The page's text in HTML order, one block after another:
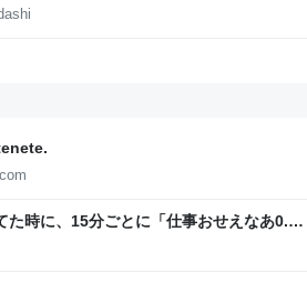
子
た時に、15分ごとに「仕事おせえなあ0.5
「存在がうぜえんだよ早く消えろ」と耳